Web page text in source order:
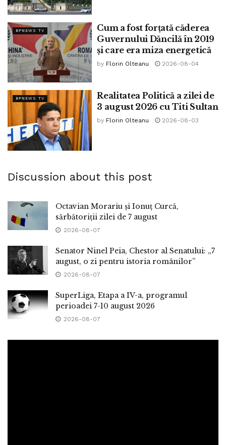
BPNEWS TV
Cum a fost forțată căderea
Guvernului Dăncilă în 2019
și care era miza energetică
by Florin Olteanu 2026-08-04
BPNEWS TV
Realitatea Politică a zilei de
3 august 2026 cu Titi Sultan
by Florin Olteanu 2026-08-03
Discussion about this post
Octavian Morariu și Ionuț Curcă,
sărbătoriții zilei de 7 august
2026-08-07
Senator Ninel Peia, Chestor al Senatului: „7
august, o zi pentru istoria românilor”
2026-08-07
SuperLiga, Etapa a IV-a, programul
perioadei 7-10 august 2026
2026-08-07